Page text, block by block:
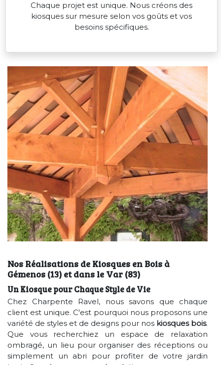
Chaque projet est unique. Nous créons des
kiosques sur mesure selon vos goûts et vos
besoins spécifiques.
Nos Réalisations de Kiosques en Bois à
Gémenos (13) et dans le Var (83)
Un Kiosque pour Chaque Style de Vie
Chez Charpente Ravel, nous savons que chaque
client est unique. C'est pourquoi nous proposons une
variété de styles et de designs pour nos kiosques bois.
Que vous recherchiez un espace de relaxation
ombragé, un lieu pour organiser des réceptions ou
simplement un abri pour profiter de votre jardin